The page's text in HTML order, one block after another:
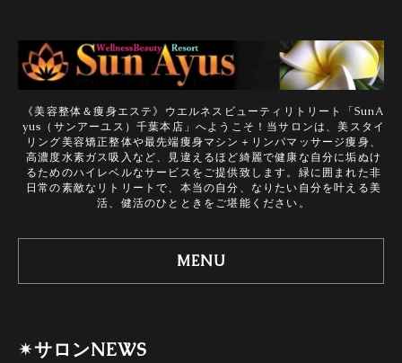
《美容整体＆痩身エステ》ウエルネスビューティリトリート「SunA
yus（サンアーユス）千葉本店」へようこそ！当サロンは、美スタイ
リング美容矯正整体や最先端痩身マシン＋リンパマッサージ痩身、
高濃度水素ガス吸入など、見違えるほど綺麗で健康な自分に垢ぬけ
るためのハイレベルなサービスをご提供致します。緑に囲まれた非
日常の素敵なリトリートで、本当の自分、なりたい自分を叶える美
活、健活のひとときをご堪能ください。
MENU
✴サロンNEWS